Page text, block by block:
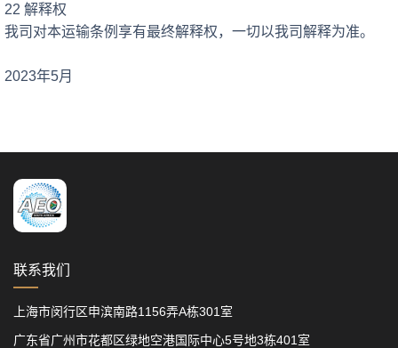
22 解释权
我司对本运输条例享有最终解释权，一切以我司解释为准。
2023年5月
联系我们
上海市闵行区申滨南路1156弄A栋301室
广东省广州市花都区绿地空港国际中心5号地3栋401室